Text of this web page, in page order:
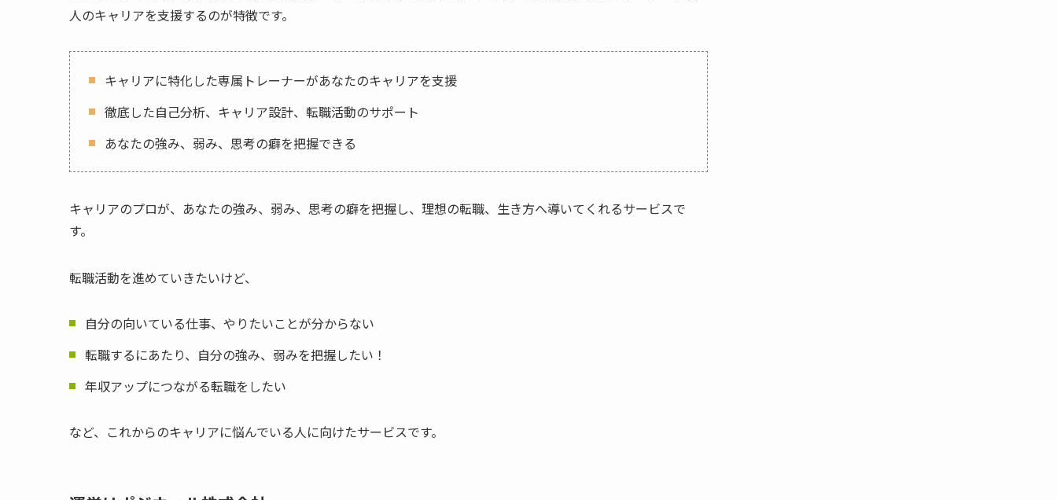
人のキャリアを支援するのが特徴です。
キャリアに特化した専属トレーナーがあなたのキャリアを支援
徹底した自己分析、キャリア設計、転職活動のサポート
あなたの強み、弱み、思考の癖を把握できる
キャリアのプロが、あなたの強み、弱み、思考の癖を把握し、理想の転職、生き方へ導いてくれるサービスで
す。
転職活動を進めていきたいけど、
自分の向いている仕事、やりたいことが分からない
転職するにあたり、自分の強み、弱みを把握したい！
年収アップにつながる転職をしたい
など、これからのキャリアに悩んでいる人に向けたサービスです。